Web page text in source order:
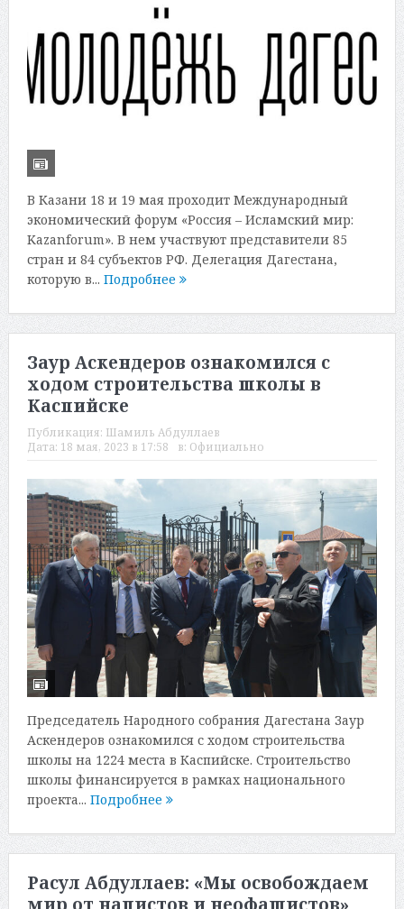
В Казани 18 и 19 мая проходит Международный
экономический форум «Россия – Исламский мир:
Kazanforum». В нем участвуют представители 85
стран и 84 субъектов РФ. Делегация Дагестана,
которую в... Подробнее
Заур Аскендеров ознакомился с
ходом строительства школы в
Каспийске
Публикация: Шамиль Абдуллаев
Дата: 18 мая, 2023 в 17:58 в: Официально
Председатель Народного собрания Дагестана Заур
Аскендеров ознакомился с ходом строительства
школы на 1224 места в Каспийске. Строительство
школы финансируется в рамках национального
проекта... Подробнее
Расул Абдуллаев: «Мы освобождаем